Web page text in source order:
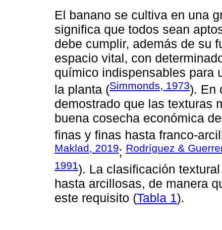
El banano se cultiva en una
significa que todos sean
debe cumplir, además de su
espacio vital, con
químico indispensables para
la planta (Simmonds, 1973). En
demostrado que las texturas
buena cosecha económica
finas y finas hasta franco-
Maklad, 2019; Rodríguez &
1991). La clasificación
hasta arcillosas, de manera
este requisito (Tabla 1).